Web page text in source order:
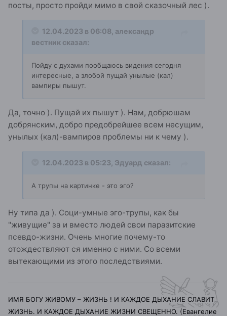
посты, просто пройди мимо в свой сказочный лес ).
12.04.2023 в 06:08, александр
вестник сказал:
Пойду с духами пообщаюсь видения сегодня
интересные, а злобой пущай унылые (кал)
вампиры пышут.
Да, точно ). Пущай их пышут ). Нам, добрюшам
добрянским, добро предобрейшее всем несущим,
унылых (кал)-вампиров проблемы ни к чему ).
12.04.2023 в 05:23, Эдуард сказал:
А трупы на картинке - это эго?
Ну типа да ). Соци-умные эго-трупы, как бы
"живущие" за и вместо людей свои паразитские
псевдо-жизни. Очень многие почему-то
отождествляют ся именно с ними. Со всеми
вытекающими из этого последствиями.
ИМЯ БОГУ ЖИВОМУ – ЖИЗНЬ ! И КАЖДОЕ ДЫХАНИЕ СЛАВИТ
ЖИЗНЬ. И КАЖДОЕ ДЫХАНИЕ ЖИЗНИ СВЕЩЕННО. (Евангелие